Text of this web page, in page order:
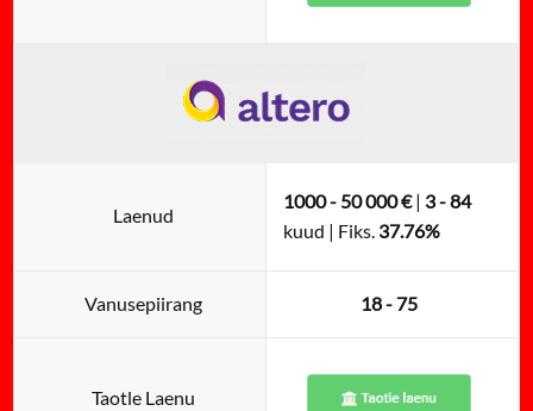
Laenud
1000 - 50 000 €| 3 - 84
kuud | Fiks. 37.76%
Vanusepiirang 18 - 75
Taotle Laenu